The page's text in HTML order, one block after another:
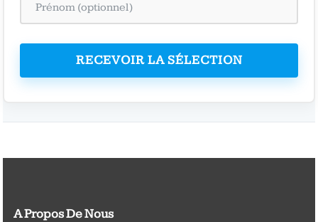
RECEVOIR LA SÉLECTION
A Propos De Nous